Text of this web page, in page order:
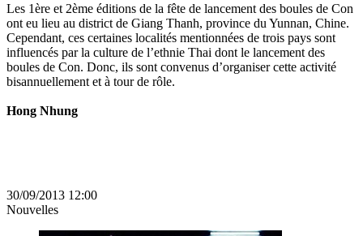
Les 1ère et 2ème éditions de la fête de lancement des boules de Con
ont eu lieu au district de Giang Thanh, province du Yunnan, Chine.
Cependant, ces certaines localités mentionnées de trois pays sont
influencés par la culture de l’ethnie Thai dont le lancement des
boules de Con. Donc, ils sont convenus d’organiser cette activité
bisannuellement et à tour de rôle.
Hong Nhung
30/09/2013 12:00
Nouvelles